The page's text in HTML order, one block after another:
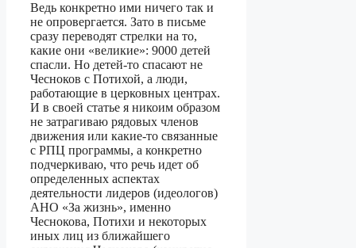
Ведь конкретно ими ничего так и
не опровергается. Зато в письме
сразу переводят стрелки на то,
какие они «великие»: 9000 детей
спасли. Но детей-то спасают не
Чесноков с Потихой, а люди,
работающие в церковных центрах.
И в своей статье я никоим образом
не затрагиваю рядовых членов
движения или какие-то связанные
с РПЦ программы, а конкретно
подчеркиваю, что речь идет об
определенных аспектах
деятельности лидеров (идеологов)
АНО «За жизнь», именно
Чеснокова, Потихи и некоторых
иных лиц из ближайшего